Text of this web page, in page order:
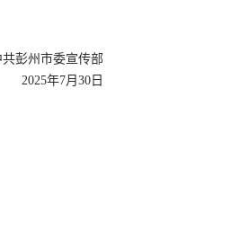
共彭州市委宣传部
2025年7月30日